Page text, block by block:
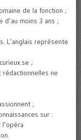
de la fonction ;
moins 3 ans ;
L’anglais représente
;
rédactionnelles ne
;
sur :